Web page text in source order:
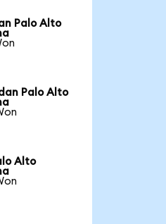
Palo Alto
Palo Alto
Alto